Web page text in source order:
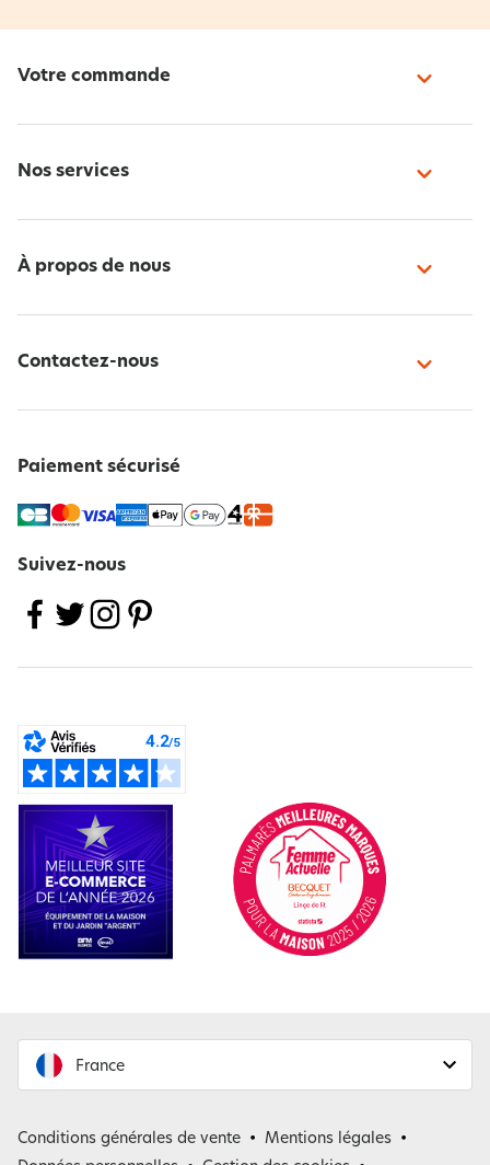
Votre commande
Nos services
À propos de nous
Contactez-nous
Paiement sécurisé
Suivez-nous
France
Conditions générales de vente
Mentions légales